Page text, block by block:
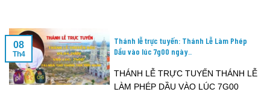
Thánh lễ trực tuyến: Thánh Lễ Làm Phép
Dầu vào lúc 7g00 ngày..
THÁNH LỄ TRỰC TUYẾN THÁNH LỄ
LÀM PHÉP DẦU VÀO LÚC 7G00
08
Th4